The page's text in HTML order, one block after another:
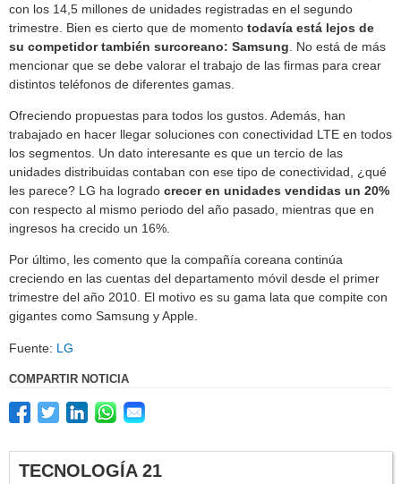
con los 14,5 millones de unidades registradas en el segundo
trimestre. Bien es cierto que de momento todavía está lejos de
su competidor también surcoreano: Samsung . No está de más
mencionar que se debe valorar el trabajo de las firmas para crear
distintos teléfonos de diferentes gamas.
Ofreciendo propuestas para todos los gustos. Además, han
trabajado en hacer llegar soluciones con conectividad LTE en todos
los segmentos. Un dato interesante es que un tercio de las
unidades distribuidas contaban con ese tipo de conectividad, ¿qué
les parece? LG ha logrado crecer en unidades vendidas un 20%
con respecto al mismo periodo del año pasado, mientras que en
ingresos ha crecido un 16%.
Por último, les comento que la compañía coreana continúa
creciendo en las cuentas del departamento móvil desde el primer
trimestre del año 2010. El motivo es su gama lata que compite con
gigantes como Samsung y Apple.
Fuente: LG
COMPARTIR NOTICIA
TECNOLOGÍA 21